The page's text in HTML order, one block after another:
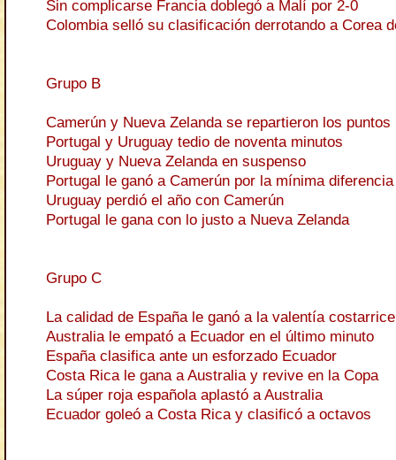
Sin complicarse Francia doblegó a Malí por 2-0
Colombia selló su clasificación derrotando a Corea
Grupo B
Camerún y Nueva Zelanda se repartieron los puntos
Portugal y Uruguay tedio de noventa minutos
Uruguay y Nueva Zelanda en suspenso
Portugal le ganó a Camerún por la mínima diferencia
Uruguay perdió el año con Camerún
Portugal le gana con lo justo a Nueva Zelanda
Grupo C
La calidad de España le ganó a la valentía
Australia le empató a Ecuador en el último minuto
España clasifica ante un esforzado Ecuador
Costa Rica le gana a Australia y revive en la Copa
La súper roja española aplastó a Australia
Ecuador goleó a Costa Rica y clasificó a octavos